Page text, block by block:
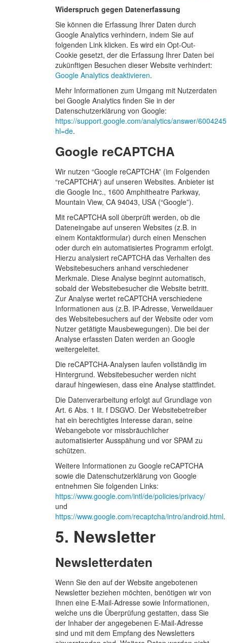
Widerspruch gegen Datenerfassung
Sie können die Erfassung Ihrer Daten durch
Google Analytics verhindern, indem Sie auf
folgenden Link klicken. Es wird ein Opt-Out-
Cookie gesetzt, der die Erfassung Ihrer Daten bei
zukünftigen Besuchen dieser Website verhindert:
Google Analytics deaktivieren.
Mehr Informationen zum Umgang mit Nutzerdaten
bei Google Analytics finden Sie in der
Datenschutzerklärung von Google:
https://support.google.com/analytics/answer/
hl=de.
Google reCAPTCHA
Wir nutzen “Google reCAPTCHA” (im Folgenden
“reCAPTCHA”) auf unseren Websites. Anbieter ist
die Google Inc., 1600 Amphitheatre Parkway,
Mountain View, CA 94043, USA (“Google”).
Mit reCAPTCHA soll überprüft werden, ob die
Dateneingabe auf unseren Websites (z.B. in
einem Kontaktformular) durch einen Menschen
oder durch ein automatisiertes Programm erfolgt.
Hierzu analysiert reCAPTCHA das Verhalten des
Websitebesuchers anhand verschiedener
Merkmale. Diese Analyse beginnt automatisch,
sobald der Websitebesucher die Website betritt.
Zur Analyse wertet reCAPTCHA verschiedene
Informationen aus (z.B. IP-Adresse, Verweildauer
des Websitebesuchers auf der Website oder vom
Nutzer getätigte Mausbewegungen). Die bei der
Analyse erfassten Daten werden an Google
weitergeleitet.
Die reCAPTCHA-Analysen laufen vollständig im
Hintergrund. Websitebesucher werden nicht
darauf hingewiesen, dass eine Analyse stattfindet.
Die Datenverarbeitung erfolgt auf Grundlage von
Art. 6 Abs. 1 lit. f DSGVO. Der Websitebetreiber
hat ein berechtigtes Interesse daran, seine
Webangebote vor missbräuchlicher
automatisierter Ausspähung und vor SPAM zu
schützen.
Weitere Informationen zu Google reCAPTCHA
sowie die Datenschutzerklärung von Google
entnehmen Sie folgenden Links:
https://www.google.com/intl/de/policies/privacy/
und
https://www.google.com/recaptcha/intro/android.html.
5. Newsletter
Newsletterdaten
Wenn Sie den auf der Website angebotenen
Newsletter beziehen möchten, benötigen wir von
Ihnen eine E-Mail-Adresse sowie Informationen,
welche uns die Überprüfung gestatten, dass Sie
der Inhaber der angegebenen E-Mail-Adresse
sind und mit dem Empfang des Newsletters